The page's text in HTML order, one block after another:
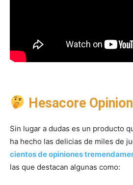
Hesacore
Sin lugar a dudas es un producto
ha hecho las delicias de miles de
cientos de opiniones
las que destacan algunas como: